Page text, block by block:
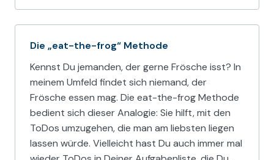
Die „eat-the-frog“ Methode
Kennst Du jemanden, der gerne Frösche isst? In
meinem Umfeld findet sich niemand, der
Frösche essen mag. Die eat-the-frog Methode
bedient sich dieser Analogie: Sie hilft, mit den
ToDos umzugehen, die man am liebsten liegen
lassen würde. Vielleicht hast Du auch immer mal